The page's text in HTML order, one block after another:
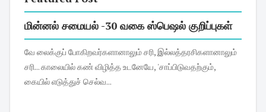
மின்னல் சமையல் -30 வகை ஸ்பெஷல் குறிப்புகள்
வே லைக்குப் போகிறவர்களானாலும் சரி, இல்லத்தரசிகளானாலும்
சரி... காலையில் கண் விழித்த உடனேயே, 'சாப்பிடுவதற்கும்,
கையில் எடுத்துச் செல்வ...